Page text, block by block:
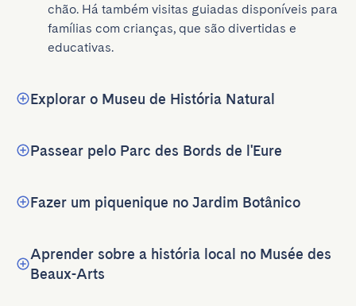
chão. Há também visitas guiadas disponíveis para
famílias com crianças, que são divertidas e
educativas.
Explorar o Museu de História Natural
Passear pelo Parc des Bords de l'Eure
Fazer um piquenique no Jardim Botânico
Aprender sobre a história local no Musée des
Beaux-Arts